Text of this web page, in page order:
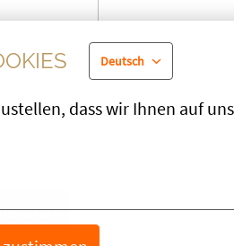
Deutsch
dass wir Ihnen auf